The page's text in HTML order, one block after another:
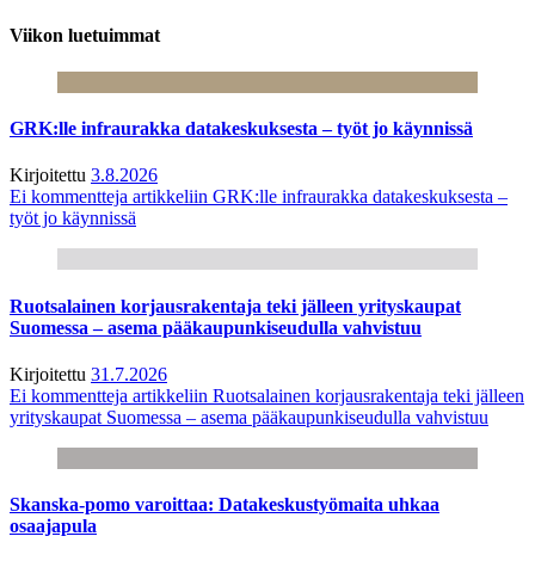
Viikon luetuimmat
GRK:lle infraurakka datakeskuksesta – työt jo käynnissä
Kirjoitettu 3.8.2026
Ei kommentteja artikkeliin GRK:lle infraurakka datakeskuksesta –
työt jo käynnissä
Ruotsalainen korjausrakentaja teki jälleen yrityskaupat
Suomessa – asema pääkaupunkiseudulla vahvistuu
Kirjoitettu 31.7.2026
Ei kommentteja artikkeliin Ruotsalainen korjausrakentaja teki jälleen
yrityskaupat Suomessa – asema pääkaupunkiseudulla vahvistuu
Skanska-pomo varoittaa: Datakeskustyömaita uhkaa
osaajapula